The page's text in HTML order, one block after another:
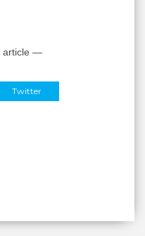
article —
Twitter